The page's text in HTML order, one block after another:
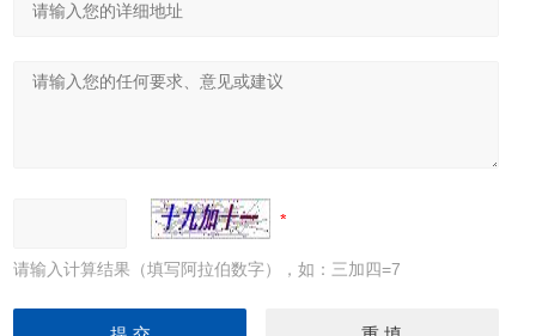
请输入计算结果（填写阿拉伯数字），如：三加四=7